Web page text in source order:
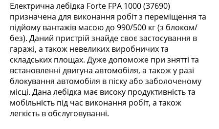
Електрична лебідка Forte FPA 1000 (37690)
призначена для виконання робіт з переміщення та
підйому вантажів масою до 990/500 кг (з блоком/
без). Даний пристрій знайде своє застосування в
гаражі, а також невеликих виробничих та
складських площах. Дуже допоможе при знятті та
встановленні двигуна автомобіля, а також у разі
блокування автомобіля в піску або заболоченому
місці. Дана лебідка має високу продуктивність та
мобільність під час виконання робіт, а також
легкість в обслуговуванні.